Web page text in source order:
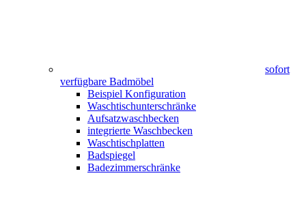
sofort
verfügbare Badmöbel
Beispiel Konfiguration
Waschtischunterschränke
Aufsatzwaschbecken
integrierte Waschbecken
Waschtischplatten
Badspiegel
Badezimmerschränke